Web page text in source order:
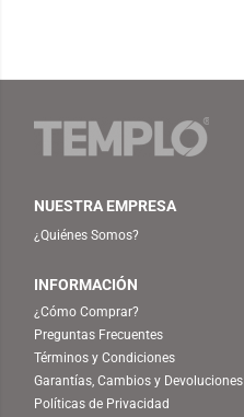
NUESTRA EMPRESA
¿Quiénes Somos?
INFORMACIÓN
¿Cómo Comprar?
Preguntas Frecuentes
Términos y Condiciones
Garantías, Cambios y Devoluciones
Políticas de Privacidad